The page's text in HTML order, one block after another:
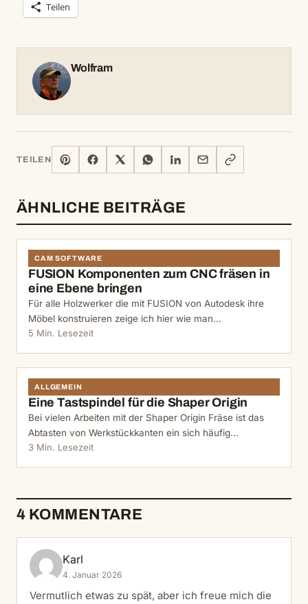
Teilen
Wolfram
TEILEN
PINTERESTFACEBOOK WHATSAPPLINKEDIN
MAIL
LINK
KOPIEREN
ÄHNLICHE BEITRÄGE
CAM SOFTWARE
FUSION Komponenten zum CNC fräsen in
eine Ebene bringen
Für alle Holzwerker die mit FUSION von Autodesk ihre
Möbel konstruieren zeige ich hier wie man…
5 Min. Lesezeit
ALLGEMEIN
Eine Tastspindel für die Shaper Origin
Bei vielen Arbeiten mit der Shaper Origin Fräse ist das
Abtasten von Werkstückkanten ein sich häufig…
3 Min. Lesezeit
4 KOMMENTARE
Karl
4. Januar 2026
Vermutlich etwas zu spät, aber ich freue mich die